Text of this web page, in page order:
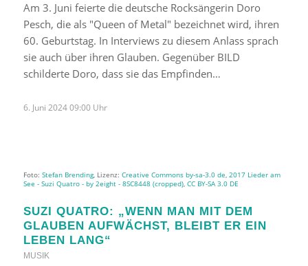
Am 3. Juni feierte die deutsche Rocksängerin Doro
Pesch, die als "Queen of Metal" bezeichnet wird, ihren
60. Geburtstag. In Interviews zu diesem Anlass sprach
sie auch über ihren Glauben. Gegenüber BILD
schilderte Doro, dass sie das Empfinden…
6. Juni 2024 09:00 Uhr
Foto: Stefan Brending, Lizenz: Creative Commons by-sa-3.0 de 2017 Lieder am
See - Suzi Quatro - by 2eight - 8SC8448 (cropped), CC BY-SA 3.0 DE
SUZI QUATRO: „WENN MAN MIT DEM
GLAUBEN AUFWÄCHST, BLEIBT ER EIN
LEBEN LANG“
MUSIK